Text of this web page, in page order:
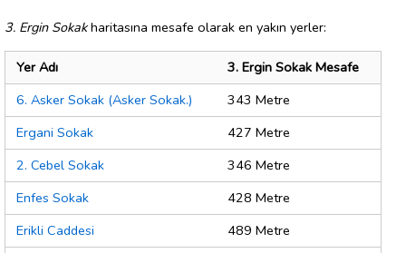
3. Ergin Sokakharitasına mesafe olarak en yakın yerler:
Yer Adı
3. Ergin Sokak Mesafe
6. Asker Sokak (Asker Sokak.)
343 Metre
Ergani Sokak
427 Metre
2. Cebel Sokak
346 Metre
Enfes Sokak
428 Metre
Erikli Caddesi
489 Metre